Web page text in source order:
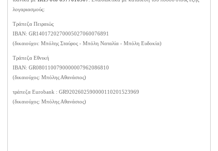
λογαριασμούς:
Τράπεζα Πειραιώς
ΙΒΑΝ: GR1401720270005027060076891
(δικαιούχοι: Μπόλης Σταύρος - Μπόλη Ναταλία - Μπόλη Ευδοκία)
Τράπεζα Εθνική
ΙΒΑΝ: GR0801100790000007962086810
(δικαιούχος: Μπόλης Αθανάσιος)
τράπεζα Eurobank : GR9202602590000110201523969
(δικαιούχος: Μπόλης Αθανάσιος)